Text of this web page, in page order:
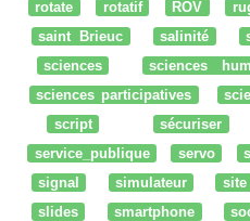
rotate
rotatif ROV
saint Brieuc
salinité
sciences
sciences
sciences participatives
script
sécuriser
service_publique
servo
signal
simulateur site
slides
smartphone